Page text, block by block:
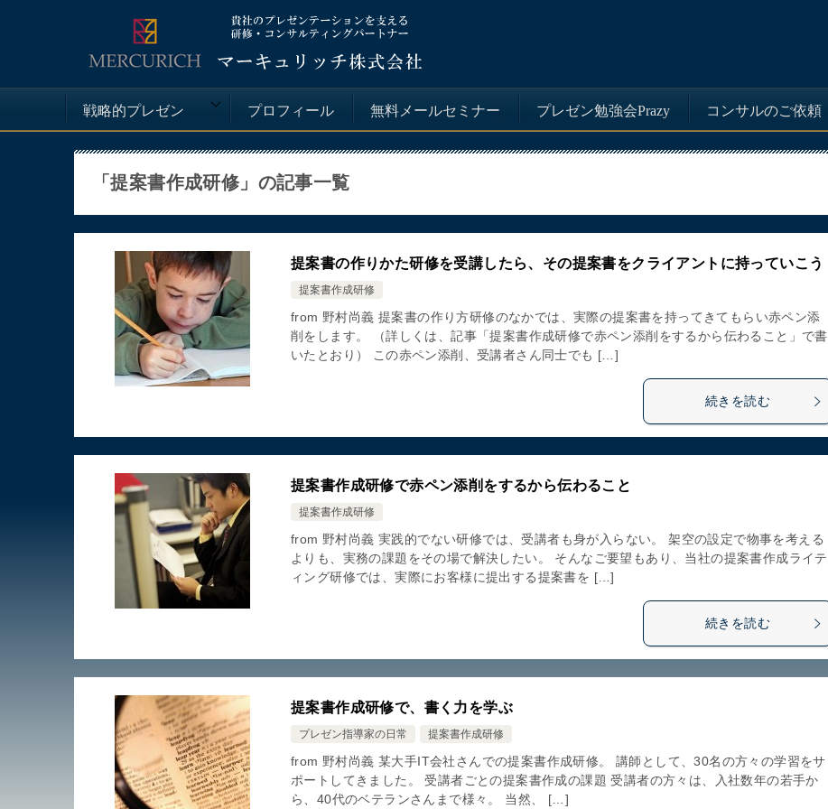
戦略的プレゼン プロフィール 無料メールセミナー プレゼン勉強会Prazy コンサルのご依頼
「提案書作成研修」の記事一覧
提案書の作りかた研修を受講したら、その提案書をクライアントに持っていこう
提案書作成研修
from 野村尚義 提案書の作り方研修のなかでは、実際の提案書を持ってきてもらい赤ペン添
削をします。 （詳しくは、記事「提案書作成研修で赤ペン添削をするから伝わること」で書
いたとおり） この赤ペン添削、受講者さん同士でも […]
続きを読む
提案書作成研修で赤ペン添削をするから伝わること
提案書作成研修
from 野村尚義 実践的でない研修では、受講者も身が入らない。 架空の設定で物事を考える
よりも、実務の課題をその場で解決したい。 そんなご要望もあり、当社の提案書作成ライテ
ィング研修では、実際にお客様に提出する提案書を […]
続きを読む
提案書作成研修で、書く力を学ぶ
プレゼン指導家の日常 提案書作成研修
from 野村尚義 某大手IT会社さんでの提案書作成研修。 講師として、30名の方々の学習をサ
ポートしてきました。 受講者ごとの提案書作成の課題 受講者の方々は、入社数年の若手か
ら、40代のベテランさんまで様々。 当然、 […]